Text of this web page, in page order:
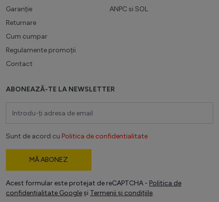
Garanție
Returnare
Cum cumpar
Regulamente promoții
Contact
ANPC si SOL
ABONEAZĂ-TE LA NEWSLETTER
Sunt de acord cu Politica de confidentialitate
MĂ ABONEZ
Acest formular este protejat de reCAPTCHA - Politica de
confidențialitate Google și Termenii și condițiile.